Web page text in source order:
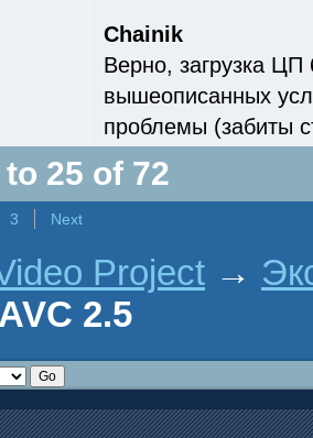
Chainik
Верно, загрузка
вышеописанных
проблемы (забиты
25 of 72
3 Next
Project →
2.5